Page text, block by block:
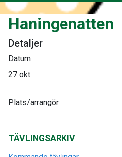
TÄVLINGSARKIV
Haningenatten
Detaljer
Datum
27 okt
Plats/arrangör